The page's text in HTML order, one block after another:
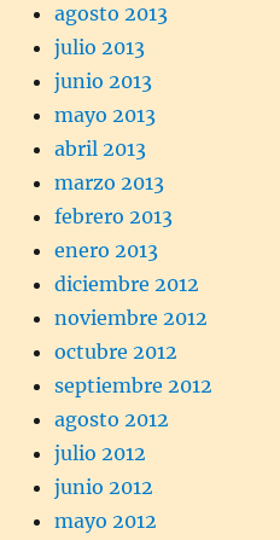
agosto 2013
julio 2013
junio 2013
mayo 2013
abril 2013
marzo 2013
febrero 2013
enero 2013
diciembre 2012
noviembre 2012
octubre 2012
septiembre 2012
agosto 2012
julio 2012
junio 2012
mayo 2012